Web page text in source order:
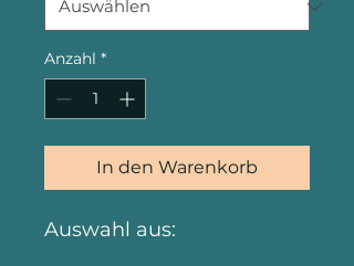
Anzahl *
In den Warenkorb
Auswahl aus: